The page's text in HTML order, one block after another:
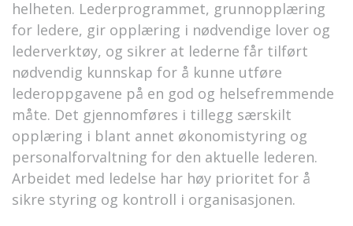
helheten. Lederprogrammet, grunnopplæring
for ledere, gir opplæring i nødvendige lover og
lederverktøy, og sikrer at lederne får tilført
nødvendig kunnskap for å kunne utføre
lederoppgavene på en god og helsefremmende
måte. Det gjennomføres i tillegg særskilt
opplæring i blant annet økonomistyring og
personalforvaltning for den aktuelle lederen.
Arbeidet med ledelse har høy prioritet for å
sikre styring og kontroll i organisasjonen.